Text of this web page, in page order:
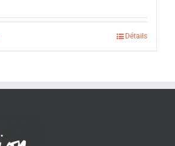
Détails